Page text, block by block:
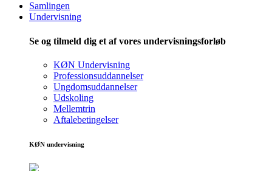
Samlingen
Undervisning
Se og tilmeld dig et af vores undervisningsforløb
KØN Undervisning
Professionsuddannelser
Ungdomsuddannelser
Udskoling
Mellemtrin
Aftalebetingelser
KØN undervisning